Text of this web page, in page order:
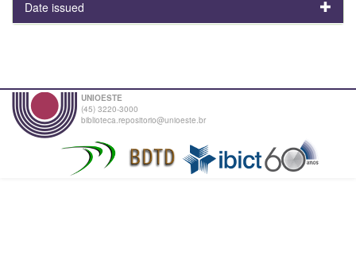
Date issued
UNIOESTE
(45) 3220-3000
biblioteca.repositorio@unioeste.br